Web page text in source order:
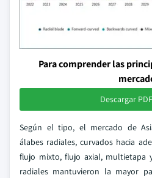
Para comprender las
Descargar
Según el tipo, el mercado de
álabes radiales, curvados hacia
flujo mixto, flujo axial, multietapa
radiales mantuvieron la mayor